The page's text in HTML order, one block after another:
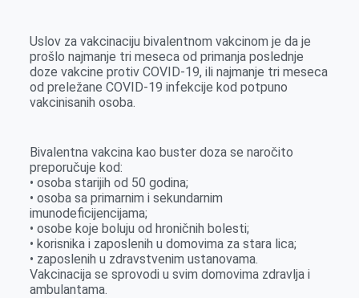
Uslov za vakcinaciju bivalentnom vakcinom je da je
prošlo najmanje tri meseca od primanja poslednje
doze vakcine protiv COVID-19, ili najmanje tri meseca
od preležane COVID-19 infekcije kod potpuno
vakcinisanih osoba.
Bivalentna vakcina kao buster doza se naročito
preporučuje kod:
• osoba starijih od 50 godina;
• osoba sa primarnim i sekundarnim
imunodeficijencijama;
• osobe koje boluju od hroničnih bolesti;
• korisnika i zaposlenih u domovima za stara lica;
• zaposlenih u zdravstvenim ustanovama.
Vakcinacija se sprovodi u svim domovima zdravlja i
ambulantama.